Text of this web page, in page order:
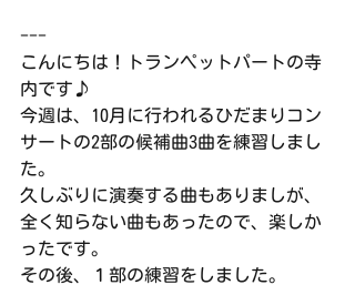
---
こんにちは！トランペットパートの寺
内です♪
今週は、10月に行われるひだまりコン
サートの2部の候補曲3曲を練習しまし
た。
久しぶりに演奏する曲もありましが、
全く知らない曲もあったので、楽しか
ったです。
その後、１部の練習をしました。